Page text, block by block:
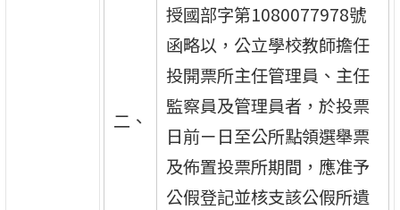
二、
授國部字第1080077978號
函略以，公立學校教師擔任
投開票所主任管理員、主任
監察員及管理員者，於投票
日前ㄧ日至公所點領選舉票
及佈置投票所期間，應准予
公假登記並核支該公假所遺